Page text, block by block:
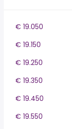
€ 19.050
€ 19.150
€ 19.250
€ 19.350
€ 19.450
€ 19.550